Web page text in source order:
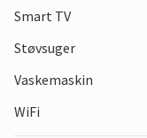
Smart TV
Støvsuger
Vaskemaskin
WiFi